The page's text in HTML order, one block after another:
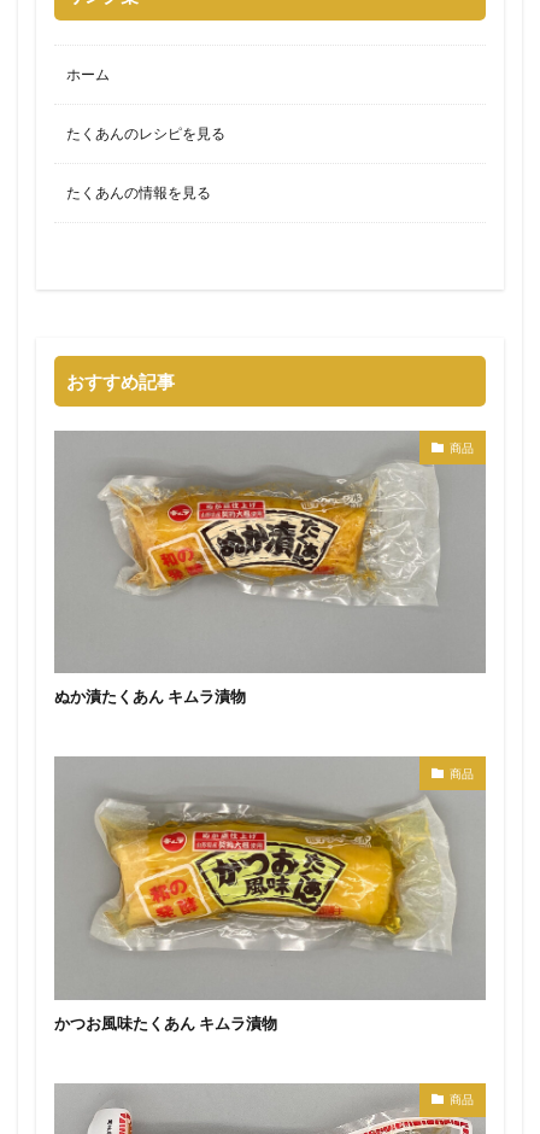
ホーム
たくあんのレシピを見る
たくあんの情報を見る
おすすめ記事
商品
ぬか漬たくあん キムラ漬物
商品
かつお風味たくあん キムラ漬物
商品